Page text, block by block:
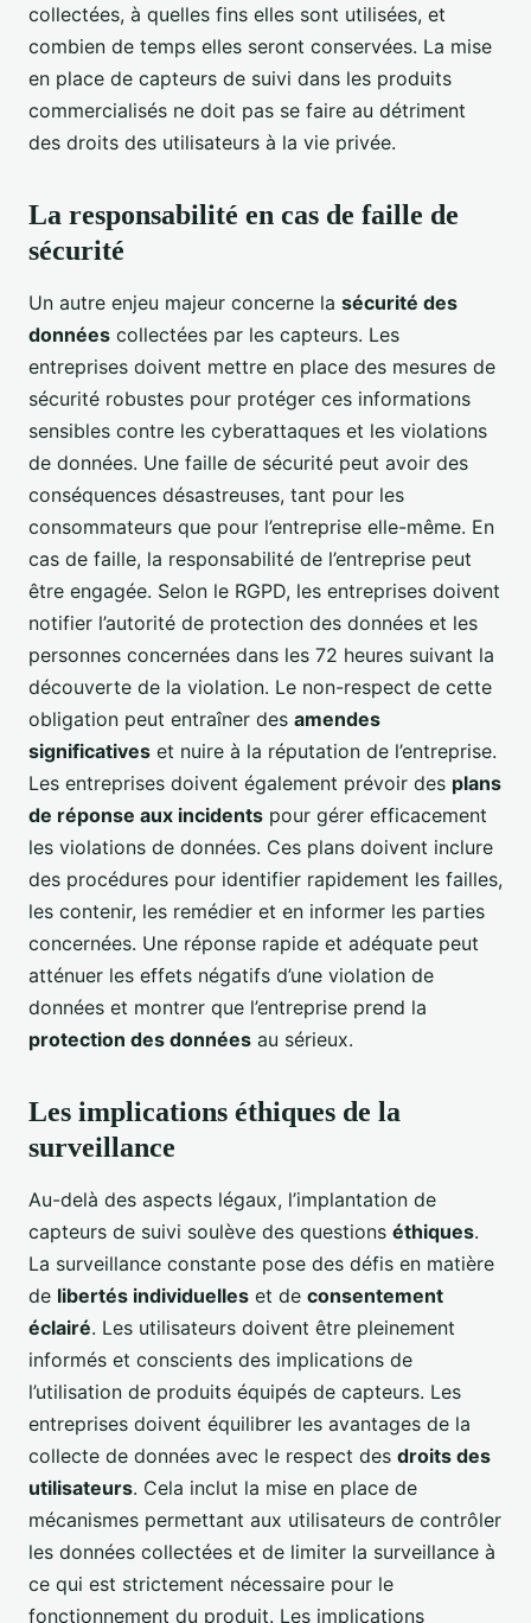
collectées, à quelles fins elles sont utilisées, et
combien de temps elles seront conservées. La mise
en place de capteurs de suivi dans les produits
commercialisés ne doit pas se faire au détriment
des droits des utilisateurs à la vie privée.
La responsabilité en cas de faille de
sécurité
Un autre enjeu majeur concerne la sécurité des
données collectées par les capteurs. Les
entreprises doivent mettre en place des mesures de
sécurité robustes pour protéger ces informations
sensibles contre les cyberattaques et les violations
de données. Une faille de sécurité peut avoir des
conséquences désastreuses, tant pour les
consommateurs que pour l’entreprise elle-même. En
cas de faille, la responsabilité de l’entreprise peut
être engagée. Selon le RGPD, les entreprises doivent
notifier l’autorité de protection des données et les
personnes concernées dans les 72 heures suivant la
découverte de la violation. Le non-respect de cette
obligation peut entraîner des amendes
significatives et nuire à la réputation de l’entreprise.
Les entreprises doivent également prévoir des plans
de réponse aux incidents pour gérer efficacement
les violations de données. Ces plans doivent inclure
des procédures pour identifier rapidement les failles,
les contenir, les remédier et en informer les parties
concernées. Une réponse rapide et adéquate peut
atténuer les effets négatifs d’une violation de
données et montrer que l’entreprise prend la
protection des données au sérieux.
Les implications éthiques de la
surveillance
Au-delà des aspects légaux, l’implantation de
capteurs de suivi soulève des questions éthiques.
La surveillance constante pose des défis en matière
de libertés individuelles et de consentement
éclairé. Les utilisateurs doivent être pleinement
informés et conscients des implications de
l’utilisation de produits équipés de capteurs. Les
entreprises doivent équilibrer les avantages de la
collecte de données avec le respect des droits des
utilisateurs. Cela inclut la mise en place de
mécanismes permettant aux utilisateurs de contrôler
les données collectées et de limiter la surveillance à
ce qui est strictement nécessaire pour le
fonctionnement du produit. Les implications